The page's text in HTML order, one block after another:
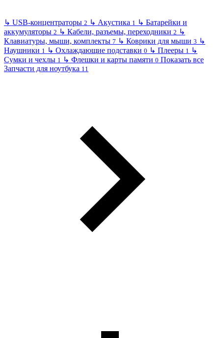
↳ USB-концентраторы 2 ↳ Акустика 1 ↳ Батарейки и
аккумуляторы 2 ↳ Кабели, разъемы, переходники 2 ↳
Клавиатуры, мыши, комплекты 7 ↳ Коврики для мыши 3 ↳
Наушники 1 ↳ Охлаждающие подставки 0 ↳ Плееры 1 ↳
Сумки и чехлы 1 ↳ Флешки и карты памяти 0 Показать все
Запчасти для ноутбука 11